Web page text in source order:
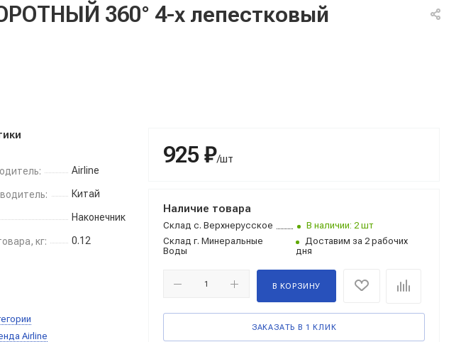
360° 4-х лепестковый
Airline
Китай
Наконечник
кг: 0.12
Airline
925 ₽/шт
Наличие товара
Склад с. Верхнерусское
В наличии: 2 шт
Склад г. Минеральные
Воды
Доставим за 2 рабочих
дня
В КОРЗИНУ
ЗАКАЗАТЬ В 1 КЛИК